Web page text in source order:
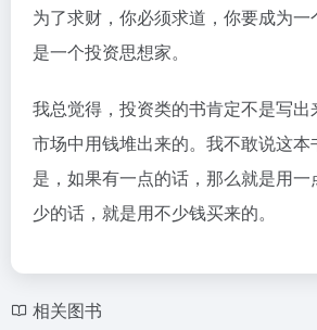
为了求财，你必须求道，你要成为
是一个投资思想家。
我总觉得，投资类的书肯定不是写
市场中用钱堆出来的。我不敢说这本
是，如果有一点的话，那么就是用
少的话，就是用不少钱买来的。
相关图书